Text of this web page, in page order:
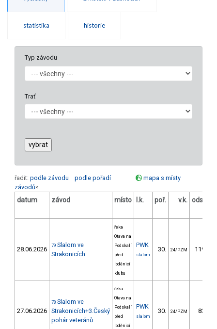
statistika historie
Typ závodu
Trať
řadit: podle závodu podle pořadí
mapa s místy
závodů<
datum závod místo l.k. poř. v.k. odstup
28.06.2026 79 Slalom ve
Strakonicích
řeka
Otava na
Podskalí
před
loděnicí
klubu
PWK
slalom
30. 24/PZM 119.23
27.06.2026
78 Slalom ve
Strakonicích+3.Český
pohár veteránů
řeka
Otava na
Podskalí
před
loděnicí
PWK
slalom
30. 24/PZM 83.70